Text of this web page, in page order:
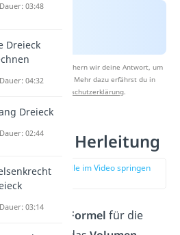
Beantwortung speichern wir deine Antwort, um
zu verbessern. Mehr dazu erfährst du in
Datenschutzerklärung.
— Herleitung
zur Stelle im Video springen
(01:50)
du dir die Formel für die
03:48
Dreieck
04:32
Dreieck
02:44
03:14